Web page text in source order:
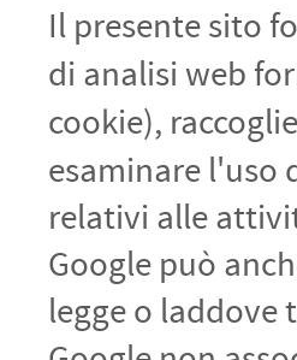
Il presente sito
di analisi web
cookie),
esaminare l'uso
relativi alle
Google può
legge o